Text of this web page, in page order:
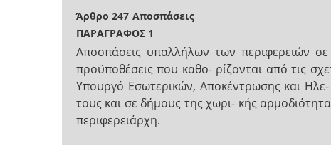
Άρθρο 247 Αποσπάσεις
ΠΑΡΑΓΡΑΦΟΣ 1
Αποσπάσεις υπαλλήλων των περιφερειών
προϋποθέσεις που καθο- ρίζονται από τις
Υπουργό Εσωτερικών, Αποκέντρωσης και
τους και σε δήμους της χωρι- κής
περιφερειάρχη.